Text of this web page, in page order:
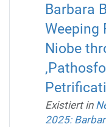
Barbara
Weeping
Niobe
Existiert in
2025: